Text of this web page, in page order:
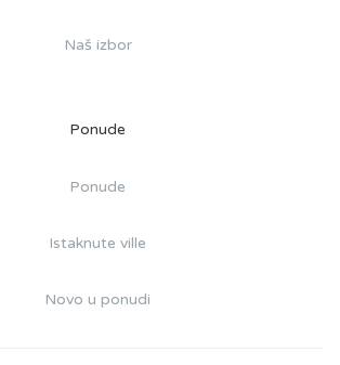
Naš izbor
Ponude
Ponude
Istaknute ville
Novo u ponudi